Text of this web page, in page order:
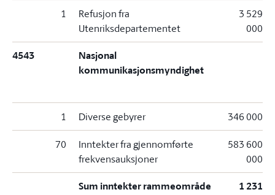
1
Refusjon fra
Utenriksdepartementet
3 529
000
4543
Nasjonal
kommunikasjonsmyndighet
1 Diverse gebyrer 346 000
70
Inntekter fra gjennomførte
frekvensauksjoner
583 600
000
Sum inntekter rammeområde
1 231